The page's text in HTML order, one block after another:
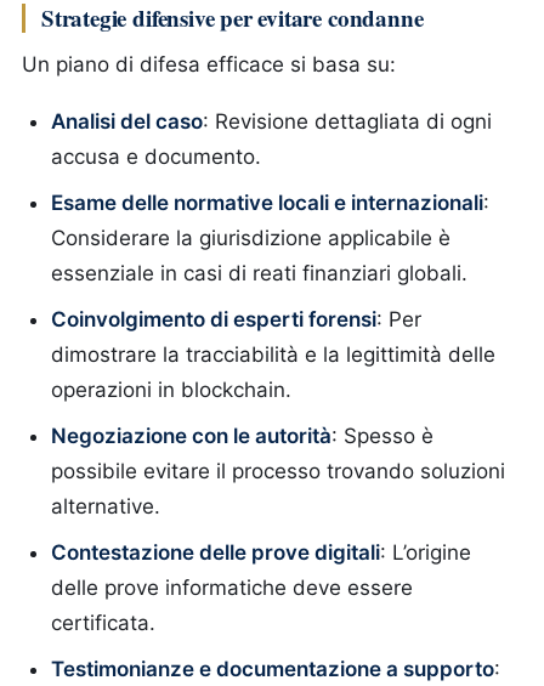
Strategie difensive per evitare condanne
Un piano di difesa efficace si basa su:
Analisi del caso: Revisione dettagliata di ogni
accusa e documento.
Esame delle normative locali e internazionali:
Considerare la giurisdizione applicabile è
essenziale in casi di reati finanziari globali.
Coinvolgimento di esperti forensi: Per
dimostrare la tracciabilità e la legittimità delle
operazioni in blockchain.
Negoziazione con le autorità: Spesso è
possibile evitare il processo trovando soluzioni
alternative.
Contestazione delle prove digitali: L’origine
delle prove informatiche deve essere
certificata.
Testimonianze e documentazione a supporto: